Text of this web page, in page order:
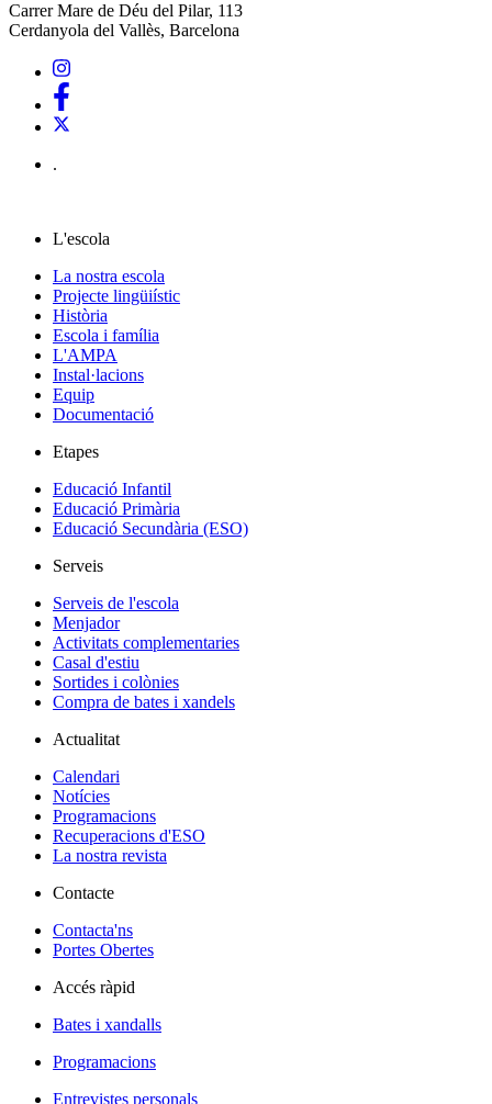
Carrer Mare de Déu del Pilar, 113
Cerdanyola del Vallès, Barcelona
.
L'escola
La nostra escola
Projecte lingüiístic
Història
Escola i família
L'AMPA
Instal·lacions
Equip
Documentació
Etapes
Educació Infantil
Educació Primària
Educació Secundària (ESO)
Serveis
Serveis de l'escola
Menjador
Activitats complementaries
Casal d'estiu
Sortides i colònies
Compra de bates i xandels
Actualitat
Calendari
Notícies
Programacions
Recuperacions d'ESO
La nostra revista
Contacte
Contacta'ns
Portes Obertes
Accés ràpid
Bates i xandalls
Programacions
Entrevistes personals